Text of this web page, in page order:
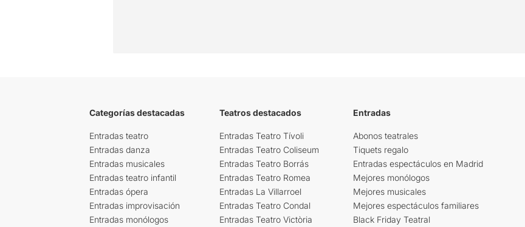
Categorías destacadas
Entradas teatro
Entradas danza
Entradas musicales
Entradas teatro infantil
Entradas ópera
Entradas improvisación
Entradas monólogos
Teatros destacados
Entradas Teatro Tívoli
Entradas Teatro Coliseum
Entradas Teatro Borrás
Entradas Teatro Romea
Entradas La Villarroel
Entradas Teatro Condal
Entradas Teatro Victòria
Entradas
Abonos teatrales
Tiquets regalo
Entradas espectáculos en Madrid
Mejores monólogos
Mejores musicales
Mejores espectáculos familiares
Black Friday Teatral